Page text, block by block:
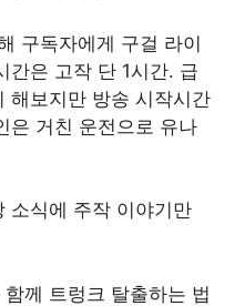
구독자에게 구걸 라이
간은 고작 단 1시간. 급
해보지만 방송 시작시간
은 거친 운전으로 유나
소식에 주작 이야기만
께 트렁크 탈출하는 법